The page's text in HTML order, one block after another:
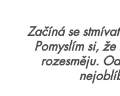
Začíná se
Pomyslím si,
rozesměju.